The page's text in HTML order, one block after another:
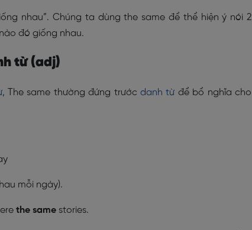
nhau”. Chúng ta dùng the same để thể hiện ý nói 2
đó giống nhau.
từ (adj)
, The same thường đứng trướcdanh từ để bổ nghĩa cho
mỗi ngày).
the same stories.